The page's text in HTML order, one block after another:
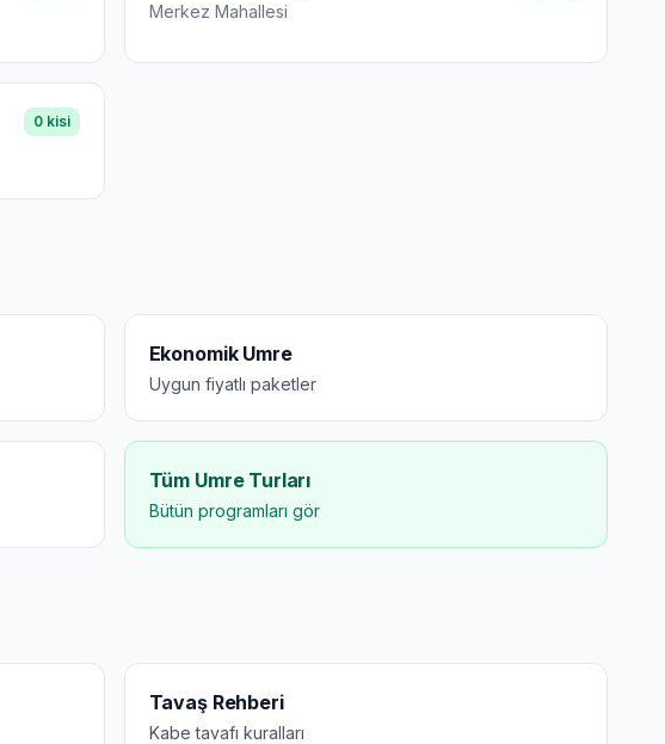
Merkez Mahallesi
0kisi
Ekonomik Umre
Uygun fiyatlı paketler
Tüm Umre Turları
Bütün programları gör
Tavaş Rehberi
Kabe tavafı kuralları